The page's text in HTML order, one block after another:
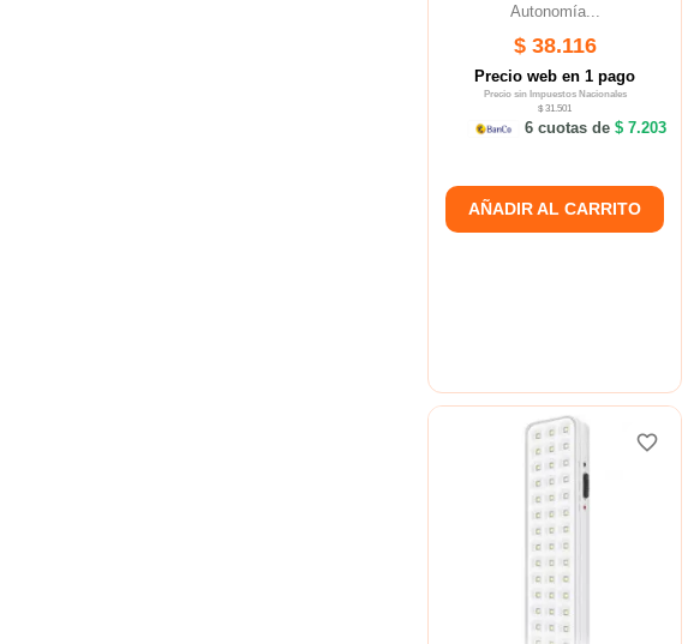
Autonomía...
$ 38.116
Precio web en 1 pago
Precio sin Impuestos Nacionales
$ 31.501
6 cuotas de$ 7.203
AÑADIR AL CARRITO
favorite_border
favorite_border